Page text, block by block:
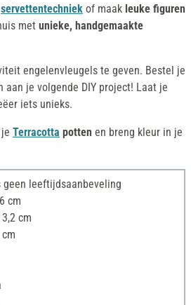
servettentechniek of maak leuke figuren
met unieke, handgemaakte
engelenvleugels te geven. Bestel je
aan je volgende DIY project! Laat je
iets unieks.
Terracotta potten en breng kleur in je
leeftijdsaanbeveling
cm
cm